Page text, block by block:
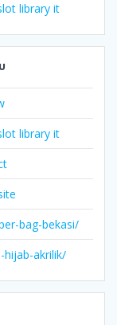
library it
library it
bag-bekasi/
akrilik/